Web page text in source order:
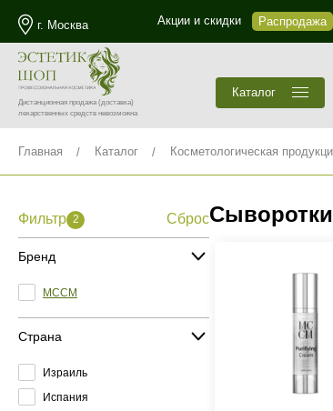
г. Москва Акции и скидки Распродажа
Дистанционная продажа(доставка)
лекарственных средств невозможна
Каталог
Главная Каталог Косметологическая
Фильтр 2 Сброс
Бренд
MCCM
Страна
Израиль
Испания